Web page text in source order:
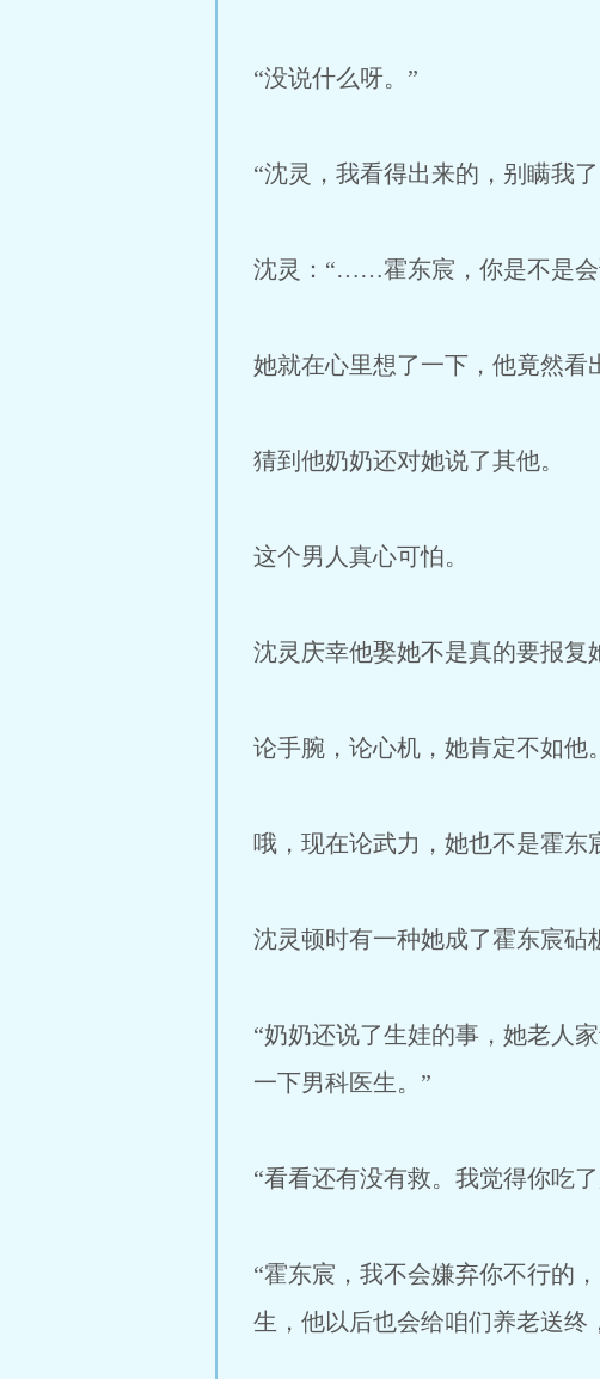
“没说什么呀。”
“沈灵，我看得出来的，别瞒我
沈灵：“……霍东宸，你是不是会
她就在心里想了一下，他竟然看
猜到他奶奶还对她说了其他。
这个男人真心可怕。
沈灵庆幸他娶她不是真的要报复
论手腕，论心机，她肯定不如他。
哦，现在论武力，她也不是霍东
沈灵顿时有一种她成了霍东宸砧
“奶奶还说了生娃的事，她老人
一下男科医生。”
“看看还有没有救。我觉得你吃
“霍东宸，我不会嫌弃你不行的
生，他以后也会给咱们养老送终